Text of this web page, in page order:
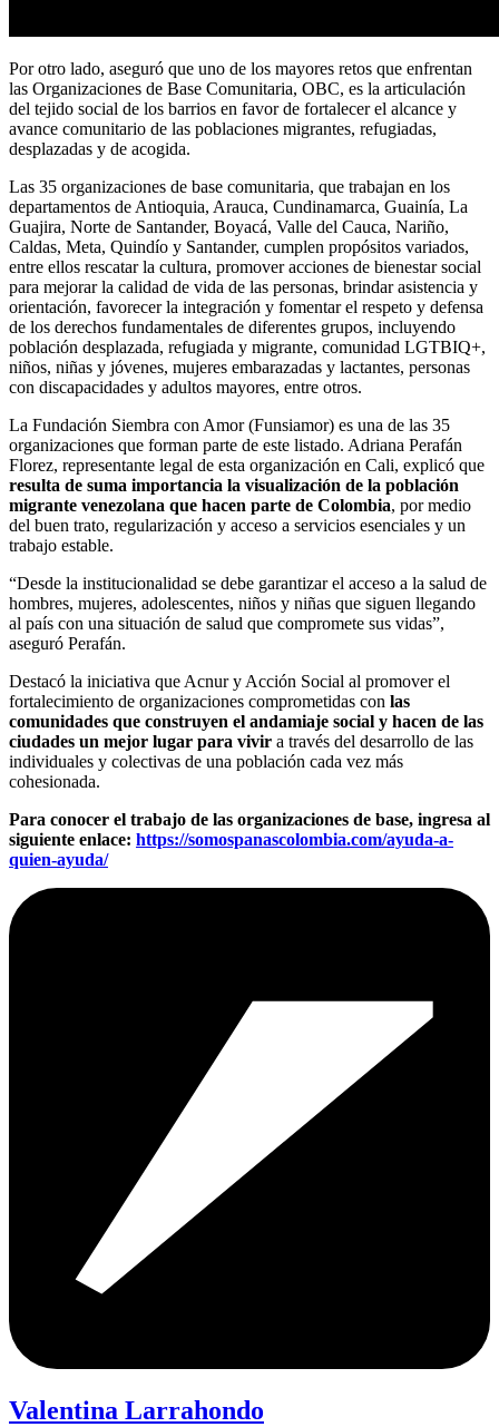
Por otro lado, aseguró que uno de los mayores retos que enfrentan
las Organizaciones de Base Comunitaria, OBC, es la articulación
del tejido social de los barrios en favor de fortalecer el alcance y
avance comunitario de las poblaciones migrantes, refugiadas,
desplazadas y de acogida.
Las 35 organizaciones de base comunitaria, que trabajan en los
departamentos de Antioquia, Arauca, Cundinamarca, Guainía, La
Guajira, Norte de Santander, Boyacá, Valle del Cauca, Nariño,
Caldas, Meta, Quindío y Santander, cumplen propósitos variados,
entre ellos rescatar la cultura, promover acciones de bienestar social
para mejorar la calidad de vida de las personas, brindar asistencia y
orientación, favorecer la integración y fomentar el respeto y defensa
de los derechos fundamentales de diferentes grupos, incluyendo
población desplazada, refugiada y migrante, comunidad LGTBIQ+,
niños, niñas y jóvenes, mujeres embarazadas y lactantes, personas
con discapacidades y adultos mayores, entre otros.
La Fundación Siembra con Amor (Funsiamor) es una de las 35
organizaciones que forman parte de este listado. Adriana Perafán
Florez, representante legal de esta organización en Cali, explicó que
resulta de suma importancia la visualización de la población
migrante venezolana que hacen parte de Colombia, por medio
del buen trato, regularización y acceso a servicios esenciales y un
trabajo estable.
“Desde la institucionalidad se debe garantizar el acceso a la salud de
hombres, mujeres, adolescentes, niños y niñas que siguen llegando
al país con una situación de salud que compromete sus vidas”,
aseguró Perafán.
Destacó la iniciativa que Acnur y Acción Social al promover el
fortalecimiento de organizaciones comprometidas con las
comunidades que construyen el andamiaje social y hacen de las
ciudades un mejor lugar para vivir a través del desarrollo de las
individuales y colectivas de una población cada vez más
cohesionada.
Para conocer el trabajo de las organizaciones de base, ingresa al
siguiente enlace: https://somospanascolombia.com/ayuda-a-
quien-ayuda/
Valentina Larrahondo